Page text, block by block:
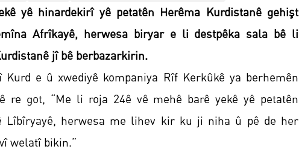
yê hinardekirî yê petatên Herêma Kurdistanê gehişt
Afrîkayê, herwesa biryar e li destpêka sala bê li
jî bê berbazarkirin.
e û xwediyê kompaniya Rîf Kerkûkê ya berhemên
re got, “Me li roja 24ê vê mehê barê yekê yê petatên
Lîbîryayê, herwesa me lihev kir ku ji niha û pê de her
welatî bikin.”